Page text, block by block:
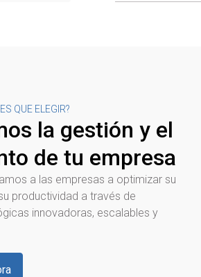
QUE ELEGIR?
la gestión y el
de tu empresa
a las empresas a optimizar su
productividad a través de
innovadoras, escalables y